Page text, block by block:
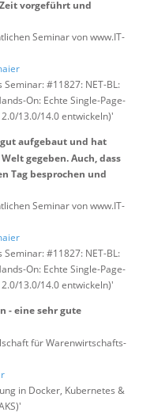
vorgeführt und
Seminar von www.IT-
#11827: NET-BL:
On: Echte Single-Page-
13.0/14.0 entwickeln)'
aufgebaut und hat
gegeben. Auch, dass
Tag besprochen und
Seminar von www.IT-
#11827: NET-BL:
On: Echte Single-Page-
13.0/14.0 entwickeln)'
- eine sehr gute
für Warenwirtschafts-
in Docker, Kubernetes &